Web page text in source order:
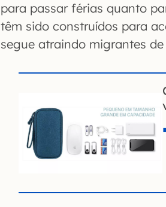
para passar férias quanto
têm sido construídos para
segue atraindo migrantes